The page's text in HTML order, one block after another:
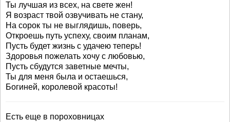
Ты лучшая из всех, на свете жен!
Я возраст твой озвучивать не стану,
На сорок ты не выглядишь, поверь,
Откроешь путь успеху, своим планам,
Пусть будет жизнь с удачею теперь!
Здоровья пожелать хочу с любовью,
Пусть сбудутся заветные мечты,
Ты для меня была и остаешься,
Богиней, королевой красоты!
Есть еще в пороховницах